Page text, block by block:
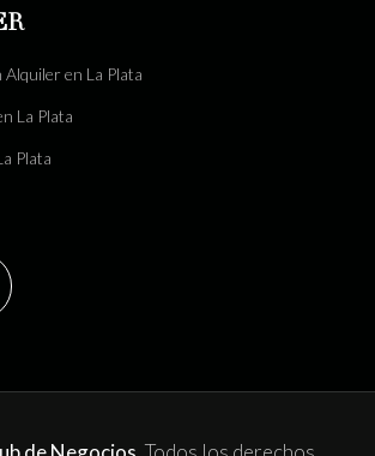
en La Plata
La Plata
Plata